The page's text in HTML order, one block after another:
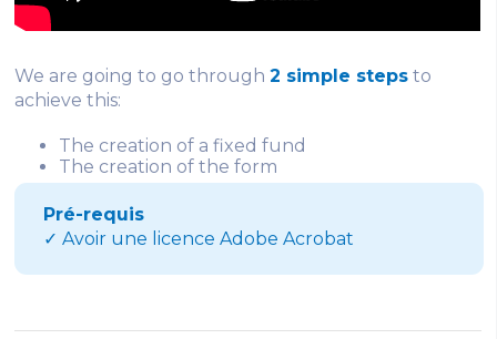
We are going to go through2 simple steps to
achieve this:
The creation of a fixed fund
The creation of the form
Pré-requis
✓ Avoir une licence Adobe Acrobat